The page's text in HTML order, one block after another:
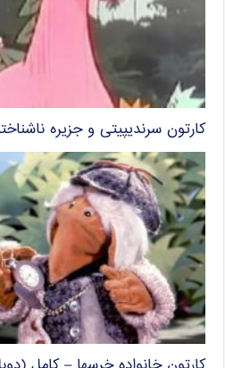
کارتون سرندیپیتی و جزیره